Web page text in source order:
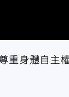
重身體自主